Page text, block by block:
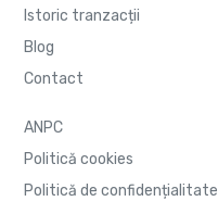
Istoric tranzacții
Blog
Contact
ANPC
Politică cookies
Politică de confidențialitate